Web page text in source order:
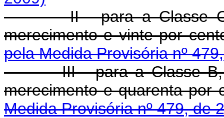
II - para a Classe C,
merecimento e vinte por
pela Medida Provisória nº
III - para a Classe B,
merecimento e quarenta por
Medida Provisória nº 479, de